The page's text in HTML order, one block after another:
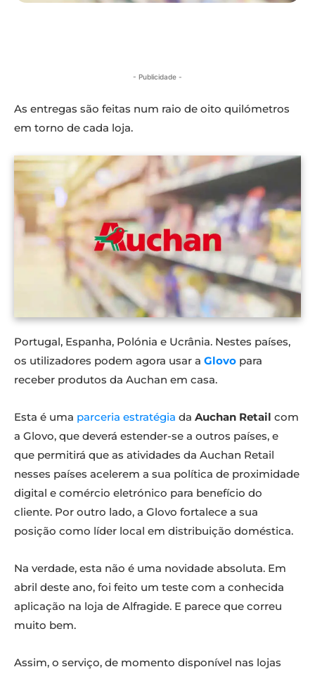
- Publicidade -
As entregas são feitas num raio de oito quilómetros
em torno de cada loja.
Portugal, Espanha, Polónia e Ucrânia. Nestes países,
os utilizadores podem agora usar a Glovo para
receber produtos da Auchan em casa.
Esta é uma parceria estratégia da Auchan Retail com
a Glovo, que deverá estender-se a outros países, e
que permitirá que as atividades da Auchan Retail
nesses países acelerem a sua política de proximidade
digital e comércio eletrónico para benefício do
cliente. Por outro lado, a Glovo fortalece a sua
posição como líder local em distribuição doméstica.
Na verdade, esta não é uma novidade absoluta. Em
abril deste ano, foi feito um teste com a conhecida
aplicação na loja de Alfragide. E parece que correu
muito bem.
Assim, o serviço, de momento disponível nas lojas